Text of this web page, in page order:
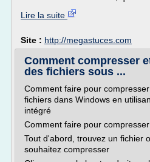
Lire la suite
Site : http://megastuces.com
Comment compresser
des fichiers sous ...
Comment faire pour
fichiers dans Windows en
intégré
Comment faire pour
Tout d'abord, trouvez un fichier
souhaitez compresser